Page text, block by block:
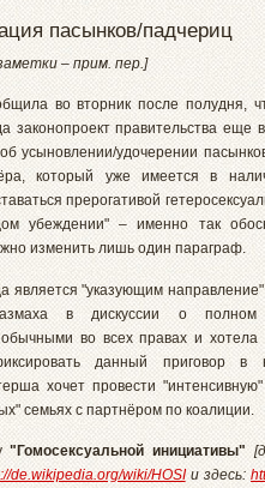
пасынков/падчериц
– прим. пер.]
во вторник после полудня,
законопроект правительства еще
усыновлении/удочерении
который уже имеется в
прерогативой
убеждении" – именно так
изменить лишь один параграф.
является "указующим
в дискуссии о полном
обычными во всех правах и
данный приговор в
хочет провести
семьях с партнёром по коалиции.
"Гомосексуальной инициативы"
de.wikipedia.org/wiki/HOSIи здесь: